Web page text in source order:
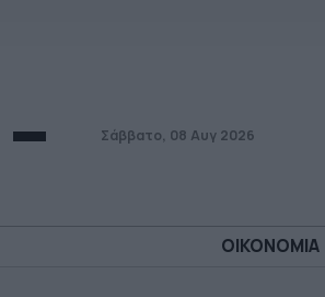
Σάββατο, 08 Αυγ 2026
ΟΙΚΟΝΟΜΙΑ